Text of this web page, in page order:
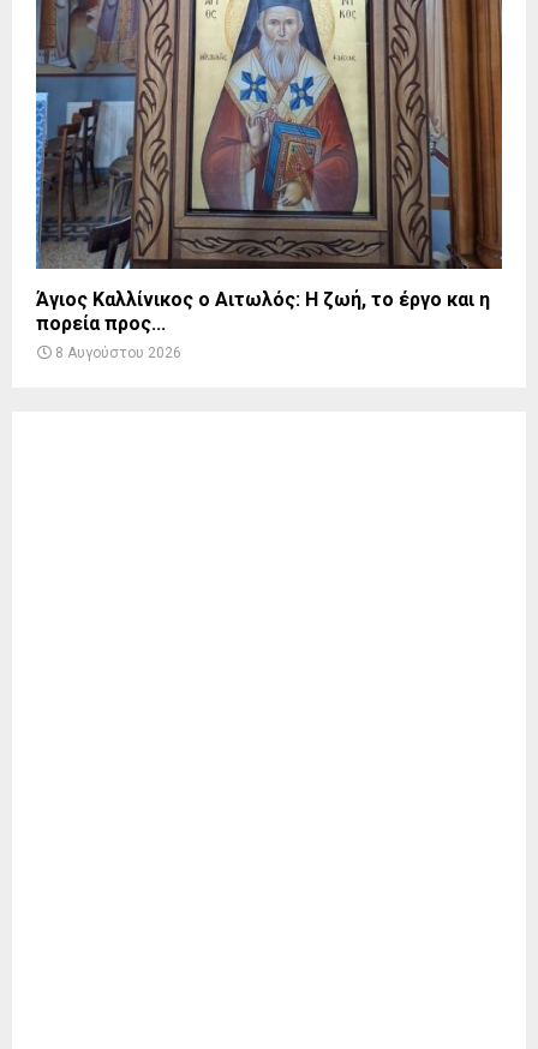
Άγιος Καλλίνικος ο Αιτωλός: Η ζωή, το έργο και η
πορεία προς...
8 Αυγούστου 2026